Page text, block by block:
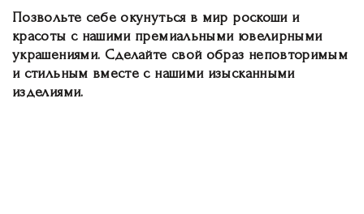
Позвольте себе окунуться в мир роскоши и
красоты с нашими премиальными ювелирными
украшениями. Сделайте свой образ неповторимым
и стильным вместе с нашими изысканными
изделиями.